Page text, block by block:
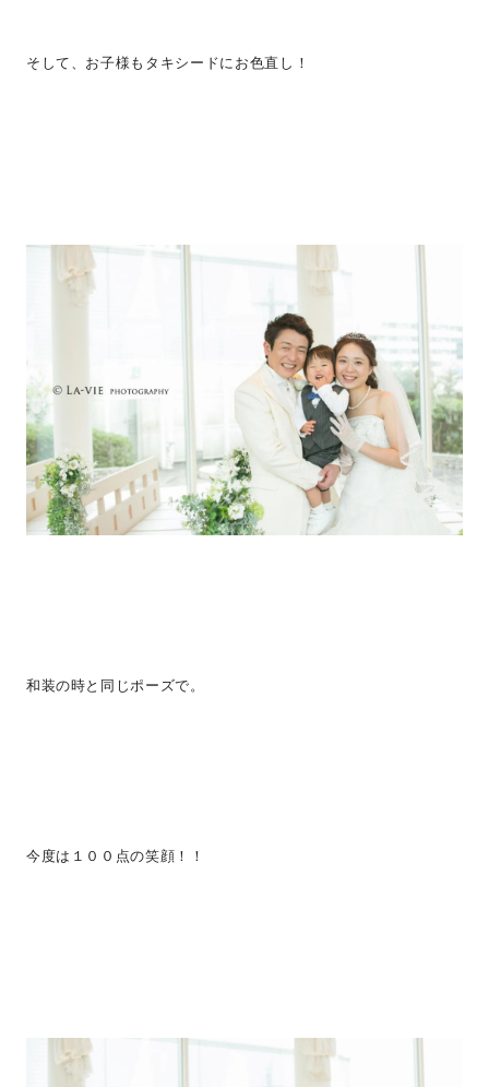
そして、お子様もタキシードにお色直し！
和装の時と同じポーズで。
今度は１００点の笑顔！！